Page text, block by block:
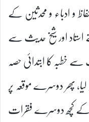
و ادباء و محدثین کے
استاد اور شیخ حدیث سے
خطبہ کا ابتدائی حصہ
پھر دوسرے موقعہ پر
کچھ دوسرے فقرات